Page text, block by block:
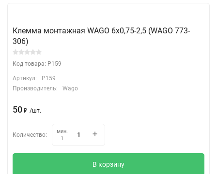
Клемма монтажная WAGO 6х0,75-2,5 (WAGO 773-
306)
Код товара: P159
Артикул:
P159
Производитель:
Wago
50 ₽ /шт.
Количество:
мин.
1
В корзину